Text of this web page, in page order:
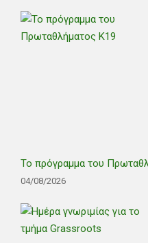
Το πρόγραμμα του
04/08/2026